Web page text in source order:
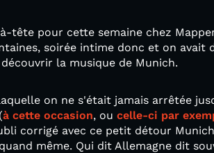
tête pour cette semaine chez
soirée intime donc et on avait
la musique de Munich.
on ne s'était jamais arrêtée
à cette occasion, ou celle-ci par
corrigé avec ce petit détour
même. Qui dit Allemagne dit